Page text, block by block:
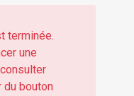
de l'artisanat
terminée.
une
du bouton